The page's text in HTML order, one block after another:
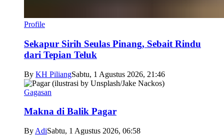
Profile
Sekapur Sirih Seulas Pinang, Sebait Rindu
dari Tepian Teluk
By KH PiliangSabtu, 1 Agustus 2026, 21:46
Gagasan
Makna di Balik Pagar
By AdiSabtu, 1 Agustus 2026, 06:58